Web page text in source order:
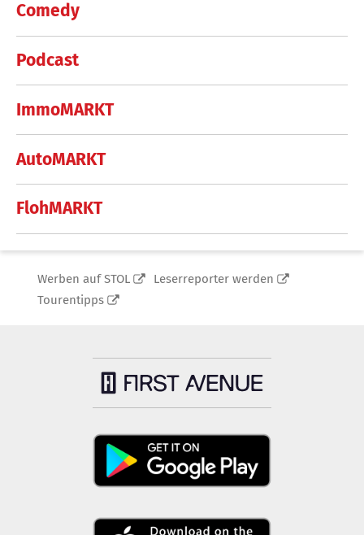
Comedy
Podcast
ImmoMARKT
AutoMARKT
FlohMARKT
Werben auf STOL
Leserreporter werden
Tourentipps